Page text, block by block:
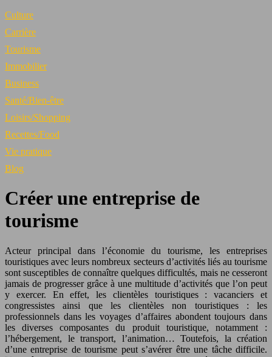
Culture
Carrière
Tourisme
Immobilier
Business
Santé/Bien-être
Loisirs/Shopping
Recettes/Food
Vie pratique
Blog
Créer une entreprise de
tourisme
Acteur principal dans l’économie du tourisme, les entreprises
touristiques avec leurs nombreux secteurs d’activités liés au tourisme
sont susceptibles de connaître quelques difficultés, mais ne cesseront
jamais de progresser grâce à une multitude d’activités que l’on peut
y exercer. En effet, les clientèles touristiques : vacanciers et
congressistes ainsi que les clientèles non touristiques : les
professionnels dans les voyages d’affaires abondent toujours dans
les diverses composantes du produit touristique, notamment :
l’hébergement, le transport, l’animation… Toutefois, la création
d’une entreprise de tourisme peut s’avérer être une tâche difficile.